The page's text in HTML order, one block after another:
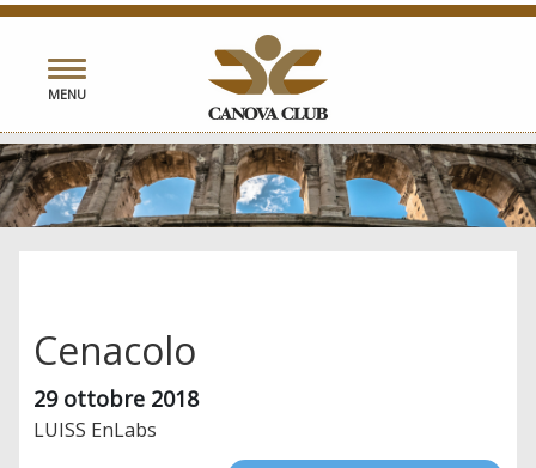
Toggle
navigation
MENU
Cenacolo
29 ottobre 2018
LUISS EnLabs